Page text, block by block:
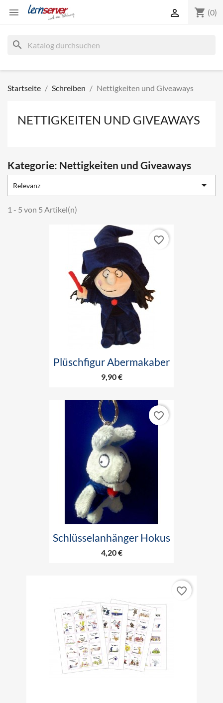
 shopping_cart (0)

search
Startseite Schreiben Nettigkeiten und Giveaways
NETTIGKEITEN UND GIVEAWAYS
Kategorie: Nettigkeiten und Giveaways
Relevanz 
1 - 5 von 5 Artikel(n)
Plüschfigur Abermakaber
9,90 €
favorite_border
Schlüsselanhänger Hokus
4,20 €
favorite_border
favorite_border